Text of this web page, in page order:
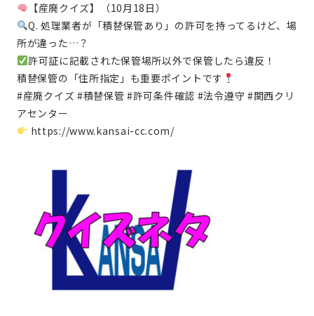
【産廃クイズ】（10月18日）
Q. 処理業者が「積替保管あり」の許可を持ってるけど、場
所が違った…？
許可証に記載された保管場所以外で保管したら違反！
積替保管の「住所指定」も重要ポイントです
#産廃クイズ #積替保管 #許可条件確認 #法令遵守 #関西クリ
アセンター
https://www.kansai-cc.com/